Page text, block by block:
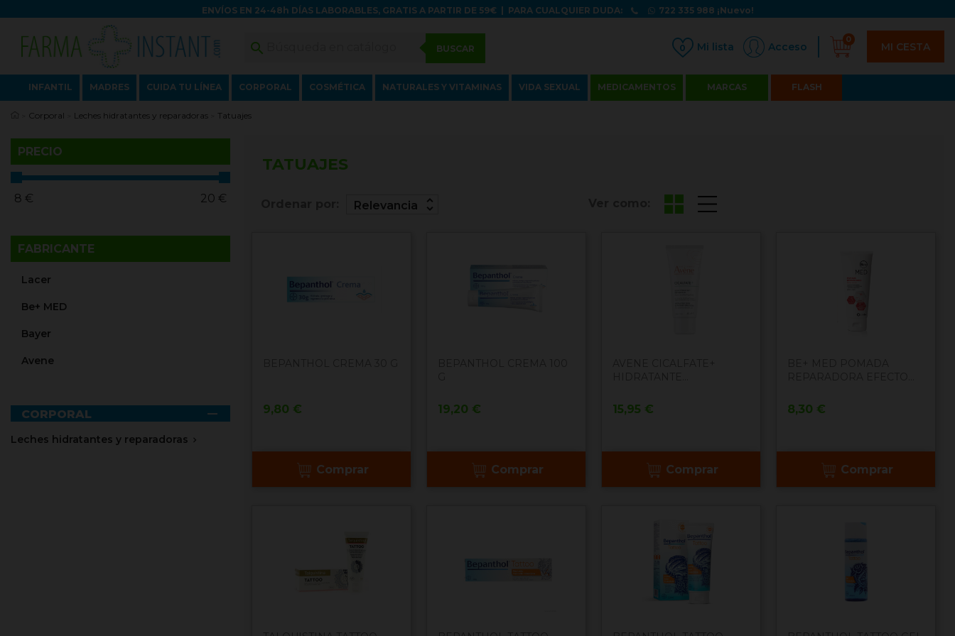
ENVÍOS EN 24-48h DÍAS LABORABLES, GRATIS A PARTIR DE 59€| PARA CUALQUIER DUDA: 722 335 988 ¡Nuevo!
 BUSCAR 0 Acceso
0
MI CESTA
INFANTIL MADRES CUIDA TU LÍNEA CORPORAL COSMÉTICA NATURALES Y VITAMINAS VIDA SEXUAL MEDICAMENTOS MARCAS FLASH
Corporal Leches hidratantes y reparadoras Tatuajes
PRECIO
8 € 20 €
FABRICANTE
Lacer
Be+ MED
Bayer
Avene
CORPORAL 
Leches hidratantes y reparadoras 
TATUAJES
Relevancia unfold_more
Precio
9,80 €
Comprar
Precio
19,20 €
Comprar
Precio
15,95 €
Comprar
Precio
8,30 €
Comprar